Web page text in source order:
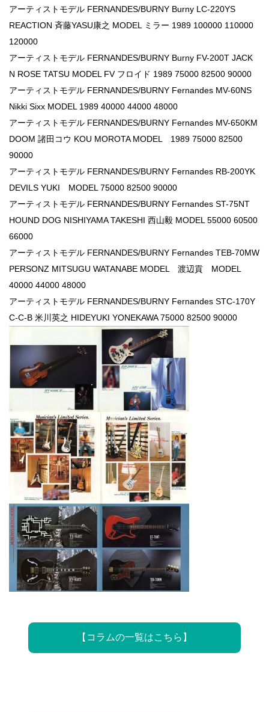
アーティストモデル FERNANDES/BURNY Burny LC-220YS
REACTION 斉藤YASU康之 MODEL ミラー 1989 100000 110000
120000
アーティストモデル FERNANDES/BURNY Burny FV-200T JACK
N ROSE TATSU MODEL FV フロイド 1989 75000 82500 90000
アーティストモデル FERNANDES/BURNY Fernandes MV-60NS
Nikki Sixx MODEL 1989 40000 44000 48000
アーティストモデル FERNANDES/BURNY Fernandes MV-650KM
DOOM 諸田コウ KOU MOROTA MODEL 1989 75000 82500
90000
アーティストモデル FERNANDES/BURNY Fernandes RB-200YK
DEVILS YUKI MODEL 75000 82500 90000
アーティストモデル FERNANDES/BURNY Fernandes ST-75NT
HOUND DOG NISHIYAMA TAKESHI 西山毅 MODEL 55000 60500
66000
アーティストモデル FERNANDES/BURNY Fernandes TEB-70MW
PERSONZ MITSUGU WATANABE MODEL 渡辺貢 MODEL
40000 44000 48000
アーティストモデル FERNANDES/BURNY Fernandes STC-170Y
C-C-B 米川英之 HIDEYUKI YONEKAWA 75000 82500 90000
【 コラムの一覧はこちら 】